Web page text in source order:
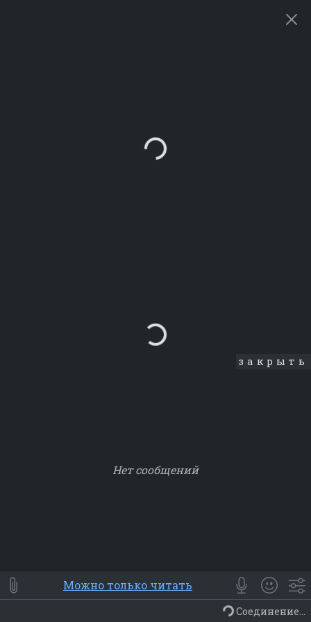
Loading...
закрыть
Нет сообщений
⭐ Мои Smile
😀 Emoji
Смайлики
Люди Животные Еда Объекты
Можно только читать
Соединение...